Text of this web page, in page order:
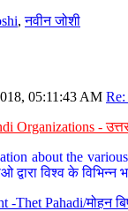
,नवीन जोशी
05:11:43 AM
Organizations -
about the
द्वारा विश्व के
-Thet Pahadi/मोहन